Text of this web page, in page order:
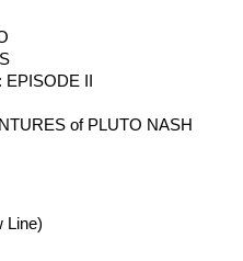
EPISODE II
of PLUTO NASH
Line)